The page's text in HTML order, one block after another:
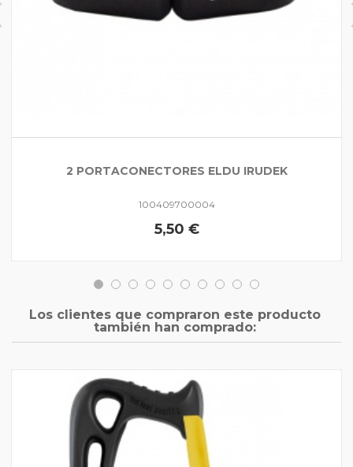
2 PORTACONECTORES ELDU IRUDEK
100409700004
5,50 €
Los clientes que compraron este producto
también han comprado: